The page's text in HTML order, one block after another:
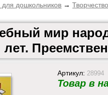
дошкольников →Творчество
мир
лет.
Артикул: 28994
Товар в